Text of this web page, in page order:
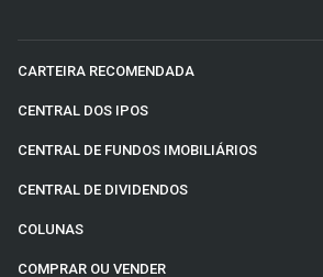
CARTEIRA RECOMENDADA
CENTRAL DOS IPOS
CENTRAL DE FUNDOS IMOBILIÁRIOS
CENTRAL DE DIVIDENDOS
COLUNAS
COMPRAR OU VENDER